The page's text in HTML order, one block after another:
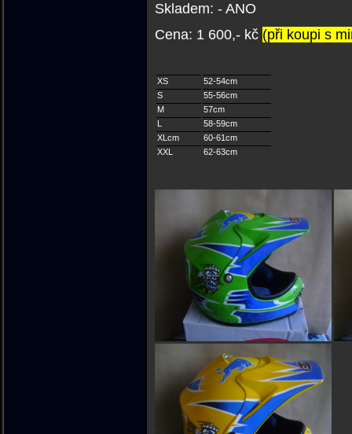
Skladem: - ANO
Cena: 1 600,- kč (při koupi s
XS
52-54cm
S
55-56cm
M
57cm
58-59cm
XLcm
60-61cm
XXL
62-63cm